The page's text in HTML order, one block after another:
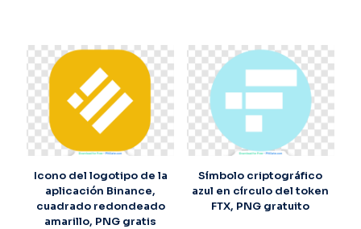
Icono del logotipo de la
aplicación Binance,
cuadrado redondeado
amarillo, PNG gratis
Símbolo criptográfico
azul en círculo del token
FTX, PNG gratuito